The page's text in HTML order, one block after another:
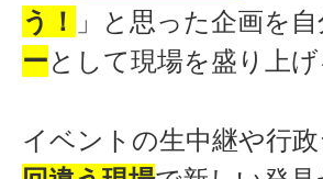
う！ 」と思った企画を
ーとして現場を盛り上
イベントの生中継や行